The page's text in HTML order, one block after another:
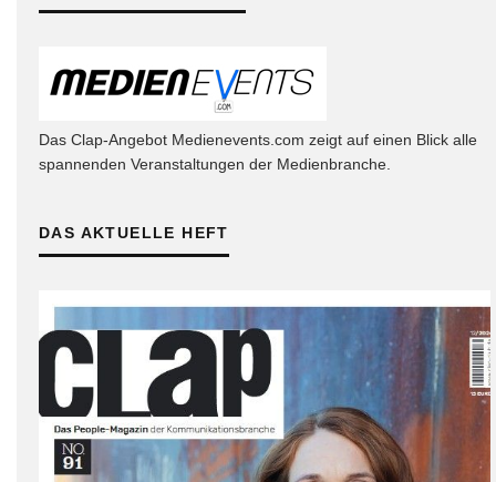
Das Clap-Angebot Medienevents.com zeigt auf einen Blick alle
spannenden Veranstaltungen der Medienbranche.
DAS AKTUELLE HEFT